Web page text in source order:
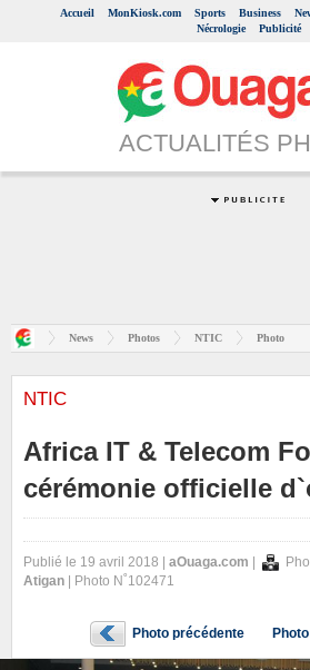
Accueil MonKiosk.com Sports Business
Nécrologie
Publicité
ACTUALITÉS
News Photos NTIC Photo
NTIC
Africa IT & Telecom
cérémonie officielle
Publié le 19 avril 2018 | aOuaga.com
Atigan | Photo N˚102471
Photo précédente